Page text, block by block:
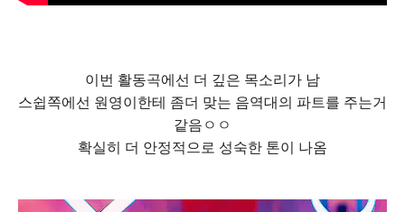
이번 활동곡에선 더 깊은 목소리가 남
스쉽쪽에선 원영이한테 좀더 맞는 음역대의 파트를 주는거
같음ㅇㅇ
확실히 더 안정적으로 성숙한 톤이 나옴